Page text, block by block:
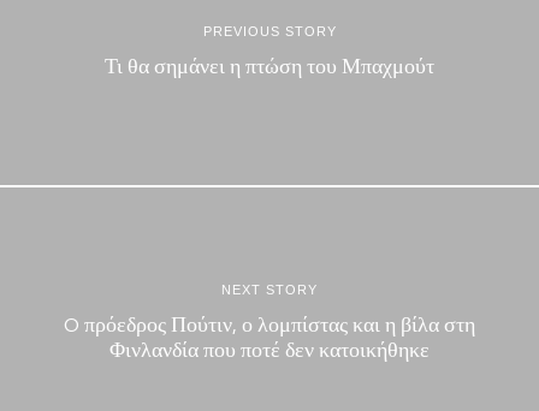
PREVIOUS STORY
Τι θα σημάνει η πτώση του Μπαχμούτ
NEXT STORY
O πρόεδρος Πούτιν, ο λομπίστας και η βίλα στη
Φινλανδία που ποτέ δεν κατοικήθηκε